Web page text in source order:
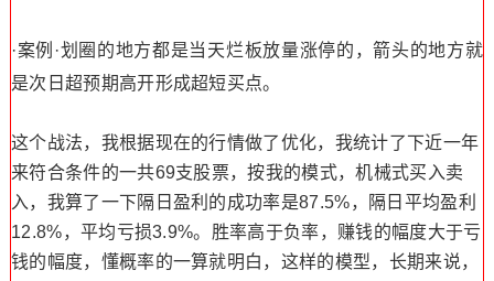
·案例·划圈的地方都是当天烂板放量涨停的，箭头的地方就
是次日超预期高开形成超短买点。
这个战法，我根据现在的行情做了优化，我统计了下近一年
来符合条件的一共69支股票，按我的模式，机械式买入卖
入，我算了一下隔日盈利的成功率是87.5%，隔日平均盈利
12.8%，平均亏损3.9%。胜率高于负率，赚钱的幅度大于亏
钱的幅度，懂概率的一算就明白，这样的模型，长期来说，